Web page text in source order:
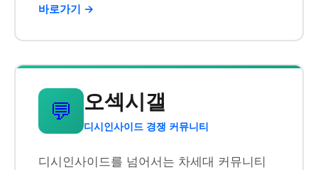
바로가기 →
💬 오섹시갤
디시인사이드 경쟁 커뮤니티
디시인사이드를 넘어서는 차세대 커뮤니티